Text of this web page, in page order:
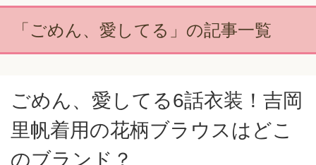
「ごめん、愛してる」の記事一覧
ごめん、愛してる6話衣装！吉岡
里帆着用の花柄ブラウスはどこ
のブランド？